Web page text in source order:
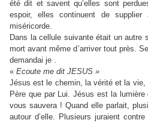
été dit et savent qu’elles sont
espoir, elles continuent de supplier
miséricorde.
Dans la cellule suivante était un autre
mort avant même d’arriver tout près.
demandai je .
« Ecoute me dit JESUS »
Jésus est le chemin, la vérité et la
Père que par Lui. Jésus est la
vous sauvera ! Quand elle parlait,
autour d’elle. Plusieurs juraient